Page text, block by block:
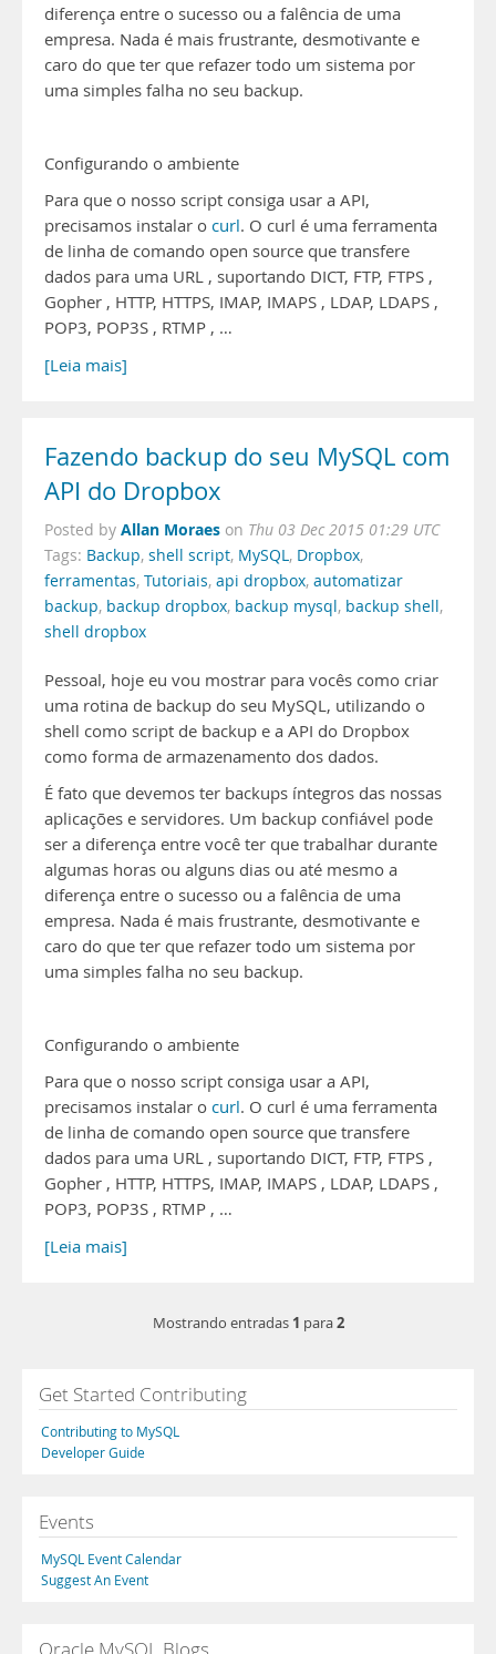
diferença entre o sucesso ou a falência de uma
empresa. Nada é mais frustrante, desmotivante e
caro do que ter que refazer todo um sistema por
uma simples falha no seu backup.
Configurando o ambiente
Para que o nosso script consiga usar a API,
precisamos instalar o curl. O curl é uma ferramenta
de linha de comando open source que transfere
dados para uma URL , suportando DICT, FTP, FTPS ,
Gopher , HTTP, HTTPS, IMAP, IMAPS , LDAP, LDAPS ,
POP3, POP3S , RTMP , …
[Leia mais]
Fazendo backup do seu MySQL com
API do Dropbox
Posted by Allan Moraes on Thu 03 Dec 2015 01:29 UTC
Tags: Backup, shell script, MySQL, Dropbox,
ferramentas, Tutoriais, api dropbox, automatizar
backup, backup dropbox, backup mysql, backup shell,
shell dropbox
Pessoal, hoje eu vou mostrar para vocês como criar
uma rotina de backup do seu MySQL, utilizando o
shell como script de backup e a API do Dropbox
como forma de armazenamento dos dados.
É fato que devemos ter backups íntegros das nossas
aplicações e servidores. Um backup confiável pode
ser a diferença entre você ter que trabalhar durante
algumas horas ou alguns dias ou até mesmo a
diferença entre o sucesso ou a falência de uma
empresa. Nada é mais frustrante, desmotivante e
caro do que ter que refazer todo um sistema por
uma simples falha no seu backup.
Configurando o ambiente
Para que o nosso script consiga usar a API,
precisamos instalar o curl. O curl é uma ferramenta
de linha de comando open source que transfere
dados para uma URL , suportando DICT, FTP, FTPS ,
Gopher , HTTP, HTTPS, IMAP, IMAPS , LDAP, LDAPS ,
POP3, POP3S , RTMP , …
[Leia mais]
Mostrando entradas 1 para2
Get Started Contributing
Contributing to MySQL
Developer Guide
Events
MySQL Event Calendar
Suggest An Event